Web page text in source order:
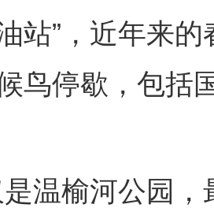
站”，近年来
鸟停歇，包括
榆河公园，